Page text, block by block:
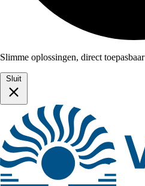
Slimme oplossingen, direct toepasbaar
Sluit